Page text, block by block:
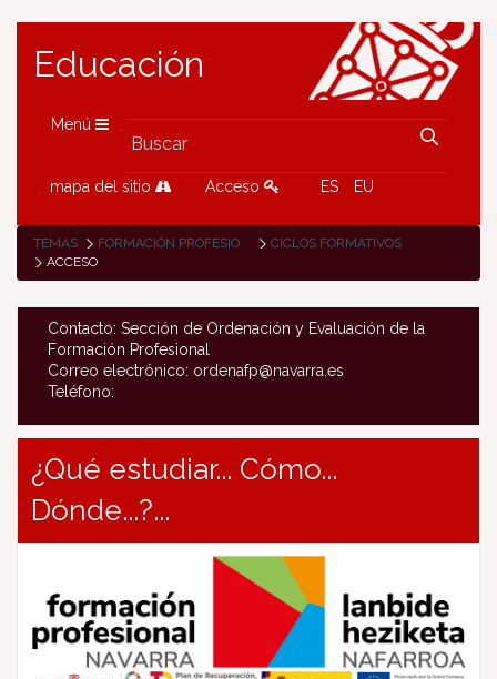
Educación
Menú
mapa del sitio Acceso ES EU
TEMAS FORMACIÓN PROFESIONAL
CICLOS FORMATIVOS
ACCESO
Contacto: Sección de Ordenación y Evaluación de la
Formación Profesional
Correo electrónico: ordenafp@navarra.es
Teléfono:
¿Qué estudiar... Cómo...
Dónde...?...